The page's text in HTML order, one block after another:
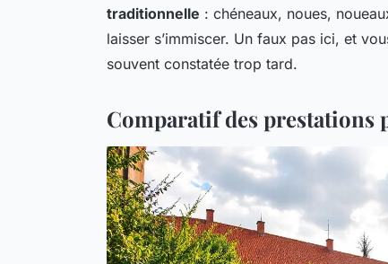
traditionnelle : chéneaux, noues,
laisser s’immiscer. Un faux pas ici, et
souvent constatée trop tard.
Comparatif des prestations